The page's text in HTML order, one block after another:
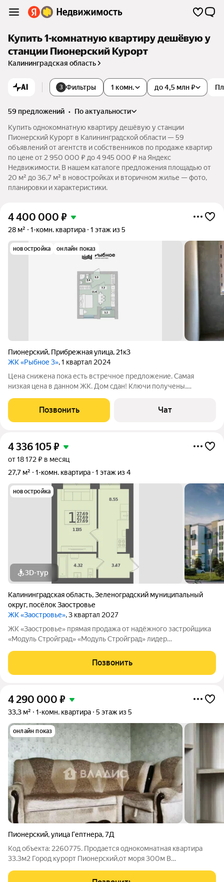
Купить 1-комнатную квартиру дешёвую у
станции Пионерский Курорт
Калининградская область
AI 3 Фильтры 1 комн. до 4,5 млн ₽
59 предложений •
по актуальности
Купить однокомнатную квартиру дешёвую у станции
Пионерский Курорт в Калининградской области — 59
объявлений от агентств и собственников по продаже квартир
по цене от 2 950 000 ₽ до 4 945 000 ₽ на Яндекс
Недвижимости. В нашем каталоге предложения площадью от
20 м² до 36,7 м² в новостройках и вторичном жилье — фото,
планировки и характеристики.
4 400 000 ₽
28 м² 1-комн. квартира 1 этаж из 5
новостройка онлайн показ
Пионерский, Прибрежная улица, 21к3
ЖК «Рыбное 3», 1 квартал 2024
Цена снижена пока есть встречное предложение. Самая
низкая цена в данном ЖК. Дом сдан! Ключи получены.
"Рыбное", находящемся на самом берегу Балтийского моря.
Это живописное место расположено в
Позвонить Чат
4 336 105₽
от 18 172 ₽ в месяц
27,7 м²
1-комн. квартира 1 этаж из 4
новостройка
3D-тур
Калининградская область,Зеленоградский муниципальный
округ, посёлок Заостровье
ЖК «Заостровье», 3 квартал 2027
ЖK «Заостровье» прямая продажа от надёжного застройщика
«Мoдуль Стpoйгpaд» «Модуль Стройград» лидер
самых надёжных компаний России (ЕРЗ). Создаём уютные
пространства для тысяч семей. ЖК
Позвонить
4 290 000 ₽
33,3 м² 1-комн. квартира 5 этаж из 5
онлайн показ
Пионерский,улица Гептнера,7Д
Код объекта: 2260775. Продается однокомнатная квартира
33.3м2 Город курорт Пионерский,от моря 300м В
железобетонные Стены панельные Отопление центральное